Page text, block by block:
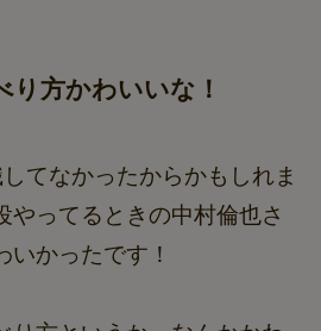
り方かわいいな！
てなかったからかもしれま
やってるときの中村倫也さ
いかったです！